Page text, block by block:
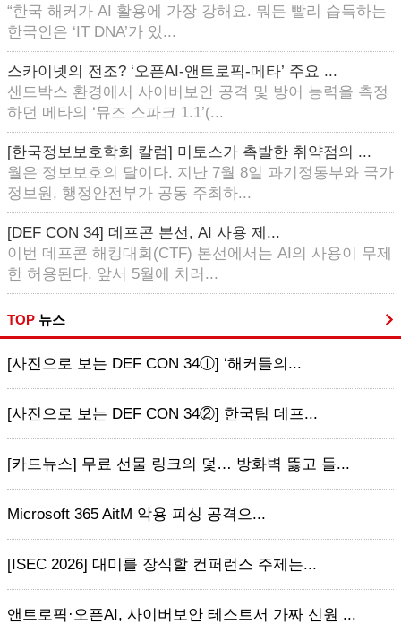
“한국 해커가 AI 활용에 가장 강해요. 뭐든 빨리 습득하는
한국인은 ‘IT DNA’가 있...
스카이넷의 전조? ‘오픈AI-앤트로픽-메타’ 주요 ...
샌드박스 환경에서 사이버보안 공격 및 방어 능력을 측정
하던 메타의 ‘뮤즈 스파크 1.1’(...
[한국정보보호학회 칼럼] 미토스가 촉발한 취약점의 ...
월은 정보보호의 달이다. 지난 7월 8일 과기정통부와 국가
정보원, 행정안전부가 공동 주최하...
[DEF CON 34] 데프콘 본선, AI 사용 제...
이번 데프콘 해킹대회(CTF) 본선에서는 AI의 사용이 무제
한 허용된다. 앞서 5월에 치러...
TOP 뉴스
[사진으로 보는 DEF CON 34ⓛ] ‘해커들의...
[사진으로 보는 DEF CON 34②] 한국팀 데프...
[카드뉴스] 무료 선물 링크의 덫… 방화벽 뚫고 들...
Microsoft 365 AitM 악용 피싱 공격으...
[ISEC 2026] 대미를 장식할 컨퍼런스 주제는...
앤트로픽·오픈AI, 사이버보안 테스트서 가짜 신원 ...